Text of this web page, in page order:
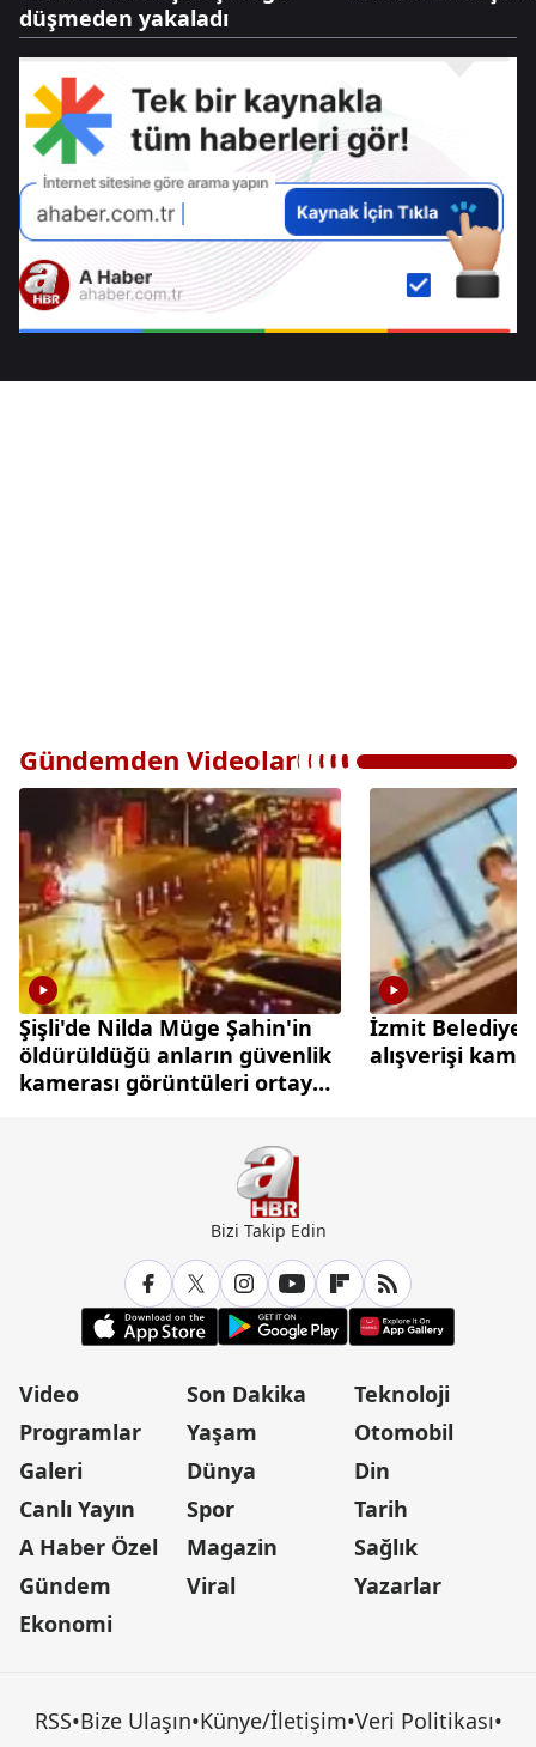
düşmeden yakaladı
Gündemden Videolar
Şişli'de Nilda Müge Şahin'in
öldürüldüğü anların güvenlik
kamerası görüntüleri ortaya
İzmit
alışverişi
Bizi Takip Edin
Video
Programlar
Galeri
Canlı Yayın
A Haber Özel
Gündem
Ekonomi
Son Dakika
Yaşam
Dünya
Spor
Magazin
Viral
Teknoloji
Otomobil
Din
Tarih
Sağlık
Yazarlar
RSS•Bize Ulaşın•Künye/İletişim•Veri Politikası•